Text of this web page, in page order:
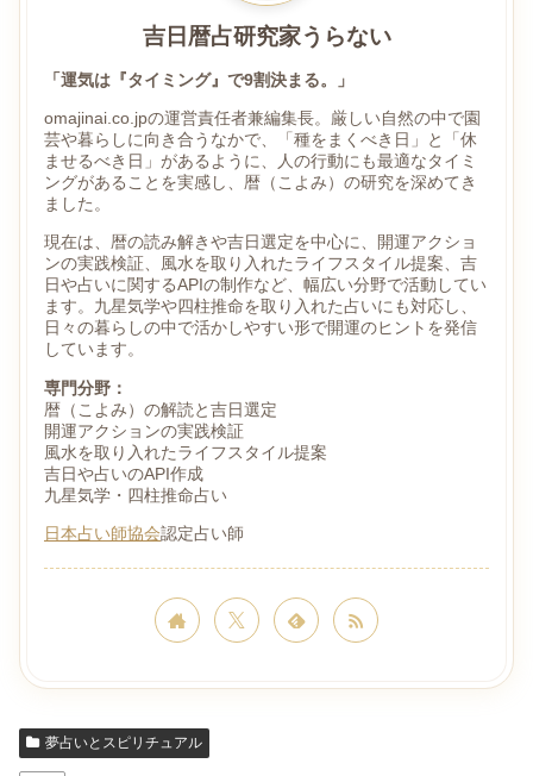
吉日暦占研究家うらない
「運気は『タイミング』で9割決まる。」
omajinai.co.jpの運営責任者兼編集長。厳しい自然の中で園
芸や暮らしに向き合うなかで、「種をまくべき日」と「休
ませるべき日」があるように、人の行動にも最適なタイミ
ングがあることを実感し、暦（こよみ）の研究を深めてき
ました。
現在は、暦の読み解きや吉日選定を中心に、開運アクショ
ンの実践検証、風水を取り入れたライフスタイル提案、吉
日や占いに関するAPIの制作など、幅広い分野で活動してい
ます。九星気学や四柱推命を取り入れた占いにも対応し、
日々の暮らしの中で活かしやすい形で開運のヒントを発信
しています。
専門分野：
暦（こよみ）の解読と吉日選定
開運アクションの実践検証
風水を取り入れたライフスタイル提案
吉日や占いのAPI作成
九星気学・四柱推命占い
日本占い師協会認定占い師
夢占いとスピリチュアル